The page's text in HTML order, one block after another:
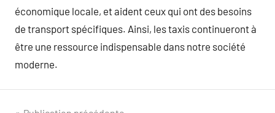
économique locale, et aident ceux qui ont des besoins
de transport spécifiques. Ainsi, les taxis continueront à
être une ressource indispensable dans notre société
moderne.